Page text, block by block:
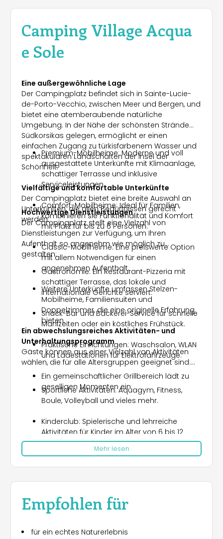
Camping Village Acqua
e Sole
Eine außergewöhnliche Lage
Der Campingplatz befindet sich in Sainte-Lucie-
de-Porto-Vecchio, zwischen Meer und Bergen, und
bietet eine atemberaubende natürliche
Umgebung. In der Nähe der schönsten Strände
Südkorsikas gelegen, ermöglicht er einen
einfachen Zugang zu türkisfarbenem Wasser und
spektakulären Landschaften der Insel der
Schönheit.
Vielfältige und komfortable Unterkünfte
Der Campingplatz bietet eine breite Auswahl an
Unterkünften, die allen Bedürfnissen gerecht
werden:
Premium-Mobilheime: Moderne und voll
ausgestattete Unterkünfte mit Klimaanlage,
schattiger Terrasse und inklusive
Serviceleistungen.
Comfort-Mobilheime: Ideal für Familien,
kombinieren sie Funktionalität und Komfort
mit Platz für bis zu 6 Personen.
Classic-Mobilheime: Eine preiswerte Option
mit allem Notwendigen für einen
angenehmen Aufenthalt.
Weitere Unterkünfte umfassen Stelzen-
Mobilheime, Familiensuiten und
Doppelzimmer, die eine originelle Erfahrung
bieten.
Hochwertige Dienstleistungen
Der Campingplatz stellt eine Vielzahl von
Dienstleistungen zur Verfügung, um Ihren
Aufenthalt so angenehm wie möglich zu
gestalten:
Gastronomie: Ein Restaurant-Pizzeria mit
schattiger Terrasse, das lokale und
internationale Gerichte serviert.
Snack-Bar und Bäckerei-Service für schnelle
Mahlzeiten oder ein köstliches Frühstück.
Praktische Einrichtungen: Waschsalon, WLAN
und Ladestationen für Elektrofahrzeuge.
Ein gemeinschaftlicher Grillbereich lädt zu
geselligen Momenten ein.
Ein abwechslungsreiches Aktivitäten- und
Unterhaltungsprogramm
Gäste können aus einer Vielzahl von Aktivitäten
wählen, die für alle Altersgruppen geeignet sind:
Sportliche Aktivitäten: Aquagym, Fitness,
Boule, Volleyball und vieles mehr.
Kinderclub: Spielerische und lehrreiche
Aktivitäten für Kinder im Alter von 6 bis 12
Jahren, betreut von erfahrenen Animateuren.
unvergessliche gemeinsame Erlebnisse mit
Familie oder Freunden.
Für Entspannung steht ein
beheizten Pools, Wasserrutschen und einem
Mehr lesen
Empfohlen für
für ein echtes Naturerlebnis